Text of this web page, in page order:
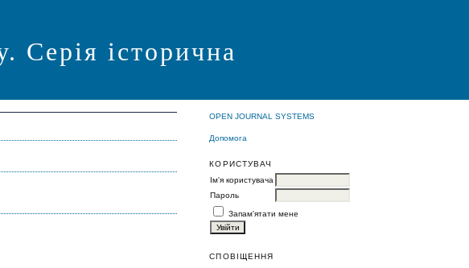
Серія історична
OPEN JOURNAL SYSTEMS
Допомога
КОРИСТУВАЧ
Ім'я користувача
Пароль
Запам'ятати мене
СПОВІЩЕННЯ